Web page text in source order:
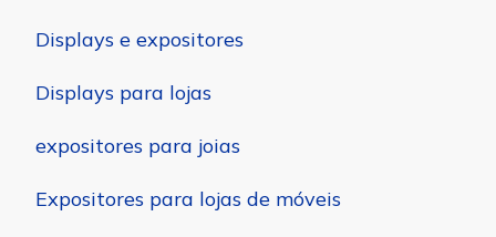
Displays e expositores
Displays para lojas
expositores para joias
Expositores para lojas de móveis